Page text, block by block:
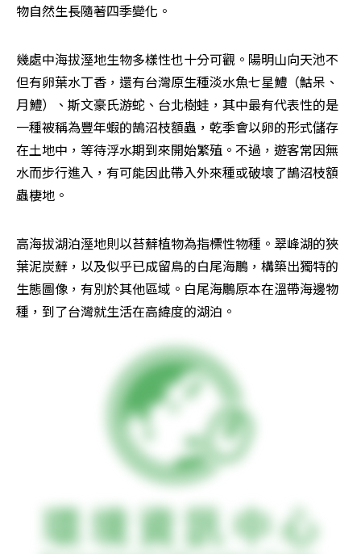
物自然生長隨著四季變化。
幾處中海拔溼地生物多樣性也十分可觀。陽明山向天池不
但有卵葉水丁香，還有台灣原生種淡水魚七星鱧（鮕呆、
月鱧）、斯文豪氏游蛇、台北樹蛙，其中最有代表性的是
一種被稱為豐年蝦的鵠沼枝額蟲，乾季會以卵的形式儲存
在土地中，等待浮水期到來開始繁殖。不過，遊客常因無
水而步行進入，有可能因此帶入外來種或破壞了鵠沼枝額
蟲棲地。
高海拔湖泊溼地則以苔蘚植物為指標性物種。翠峰湖的狹
葉泥炭蘚，以及似乎已成留鳥的白尾海鵰，構築出獨特的
生態圖像，有別於其他區域。白尾海鵰原本在溫帶海邊物
種，到了台灣就生活在高緯度的湖泊。